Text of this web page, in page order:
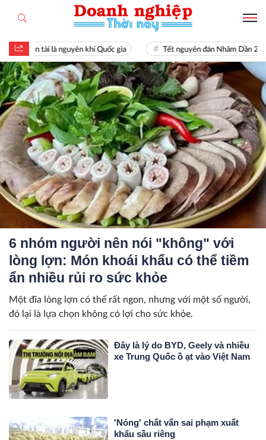
tài là nguyên khí Quốc gia Tết nguyên đán Nhâm Dần 2022
6 nhóm người nên nói "không" với
lòng lợn: Món khoái khẩu có thể tiềm
ẩn nhiều rủi ro sức khỏe
Một đĩa lòng lợn có thể rất ngon, nhưng với một số người,
đó lại là lựa chọn không có lợi cho sức khỏe.
Đây là lý do BYD, Geely và nhiều
xe Trung Quốc ồ ạt vào Việt Nam
'Nóng' chất vấn sai phạm xuất
khẩu sầu riêng